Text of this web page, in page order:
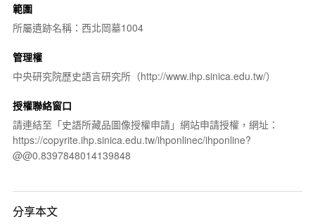
範圍
所屬遺跡名稱：西北岡墓1004
管理權
中央研究院歷史語言研究所（http://www.ihp.sinica.edu.tw/）
授權聯絡窗口
請連結至「史語所藏品圖像授權申請」網站申請授權，網址：
https://copyrite.ihp.sinica.edu.tw/ihponlinec/ihponline?
@@0.8397848014139848
分享本文